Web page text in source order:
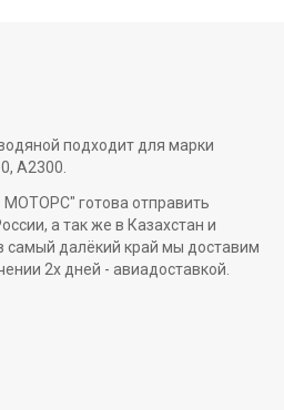
подходит для марки
A2300.
готова отправить
а так же в Казахстан и
самый далёкий край мы доставим
2х дней - авиадоставкой.